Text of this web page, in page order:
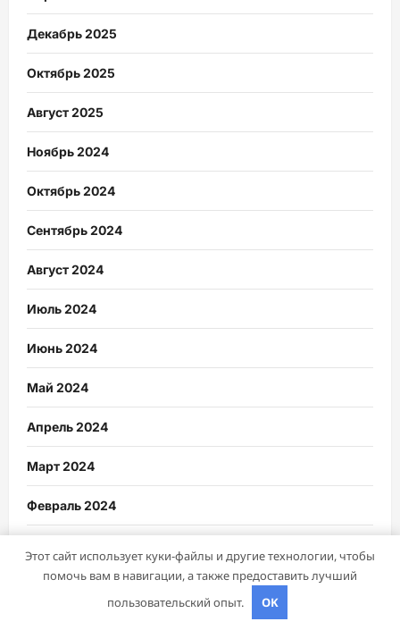
Декабрь 2025
Октябрь 2025
Август 2025
Ноябрь 2024
Октябрь 2024
Сентябрь 2024
Август 2024
Июль 2024
Июнь 2024
Май 2024
Апрель 2024
Март 2024
Февраль 2024
Февраль 2023
Этот сайт использует куки-файлы и другие технологии, чтобы
помочь вам в навигации, а также предоставить лучший
пользовательский опыт.
OK